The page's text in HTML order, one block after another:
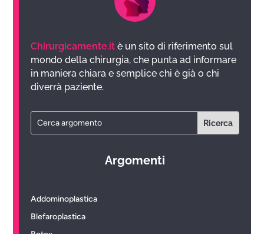
Chirurgicamente.it è un sito di riferimento sul
mondo della chirurgia, che punta ad informare
in maniera chiara e semplice chi è già o chi
diverrà paziente.
Argomenti
Addominoplastica
Blefaroplastica